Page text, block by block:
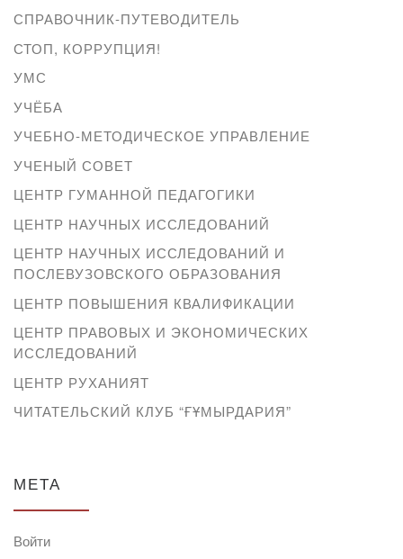
СПРАВОЧНИК-ПУТЕВОДИТЕЛЬ
СТОП, КОРРУПЦИЯ!
УМС
УЧЁБА
УЧЕБНО-МЕТОДИЧЕСКОЕ УПРАВЛЕНИЕ
УЧЕНЫЙ СОВЕТ
ЦЕНТР ГУМАННОЙ ПЕДАГОГИКИ
ЦЕНТР НАУЧНЫХ ИССЛЕДОВАНИЙ
ЦЕНТР НАУЧНЫХ ИССЛЕДОВАНИЙ И
ПОСЛЕВУЗОВСКОГО ОБРАЗОВАНИЯ
ЦЕНТР ПОВЫШЕНИЯ КВАЛИФИКАЦИИ
ЦЕНТР ПРАВОВЫХ И ЭКОНОМИЧЕСКИХ
ИССЛЕДОВАНИЙ
ЦЕНТР РУХАНИЯТ
ЧИТАТЕЛЬСКИЙ КЛУБ “ҒҰМЫРДАРИЯ”
МЕТА
Войти